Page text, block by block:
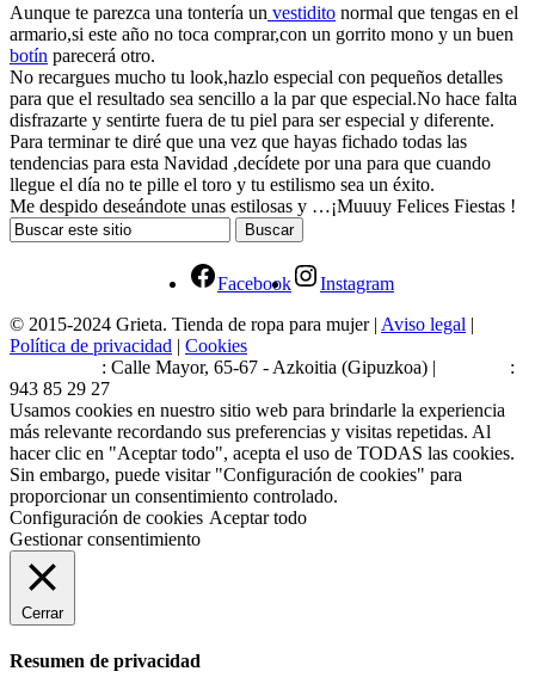
Aunque te parezca una tontería un vestidito normal que tengas en el
armario,si este año no toca comprar,con un gorrito mono y un buen
botín parecerá otro.
No recargues mucho tu look,hazlo especial con pequeños detalles
para que el resultado sea sencillo a la par que especial.No hace falta
disfrazarte y sentirte fuera de tu piel para ser especial y diferente.
Para terminar te diré que una vez que hayas fichado todas las
tendencias para esta Navidad ,decídete por una para que cuando
llegue el día no te pille el toro y tu estilismo sea un éxito.
Me despido deseándote unas estilosas y …¡Muuuy Felices Fiestas !
Facebook
Instagram
© 2015-2024 Grieta. Tienda de ropa para mujer | Aviso legal |
Política de privacidad | Cookies
: Calle Mayor, 65-67 - Azkoitia (Gipuzkoa) |
:
943 85 29 27
Usamos cookies en nuestro sitio web para brindarle la experiencia
más relevante recordando sus preferencias y visitas repetidas. Al
hacer clic en "Aceptar todo", acepta el uso de TODAS las cookies.
Sin embargo, puede visitar "Configuración de cookies" para
proporcionar un consentimiento controlado.
Configuración de cookies Aceptar todo
Gestionar consentimiento
Cerrar
Resumen de privacidad